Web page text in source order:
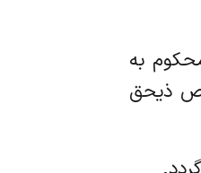
به
ذیحق